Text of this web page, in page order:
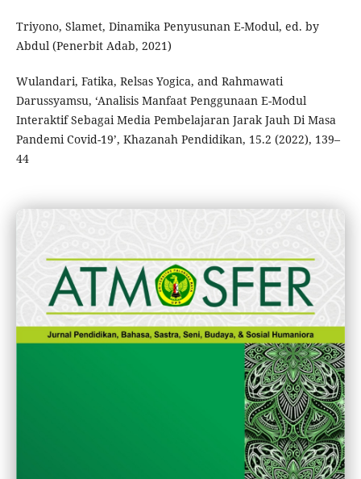
Triyono, Slamet, Dinamika Penyusunan E-Modul, ed. by
Abdul (Penerbit Adab, 2021)
Wulandari, Fatika, Relsas Yogica, and Rahmawati
Darussyamsu, ‘Analisis Manfaat Penggunaan E-Modul
Interaktif Sebagai Media Pembelajaran Jarak Jauh Di Masa
Pandemi Covid-19’, Khazanah Pendidikan, 15.2 (2022), 139–
44